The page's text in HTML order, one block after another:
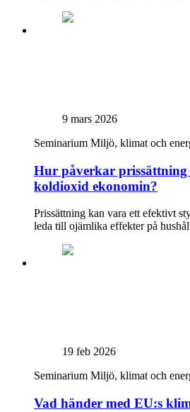
9 mars 2026
Seminarium Miljö, klimat och
Hur påverkar prissättning
koldioxid ekonomin?
Prissättning kan vara ett efektivt
leda till ojämlika effekter på
19 feb 2026
Seminarium Miljö, klimat och
Vad händer med EU:s